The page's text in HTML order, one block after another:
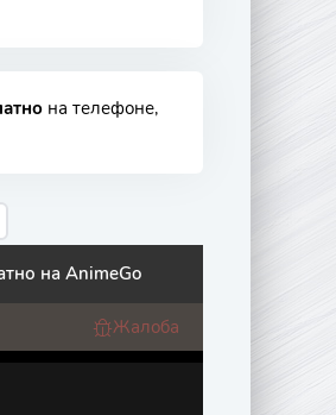
на телефоне,
на AnimeGo
Жалоба